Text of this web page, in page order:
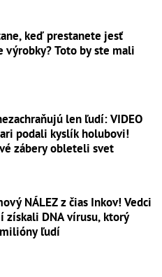
keď prestanete jesť
výrobky? Toto by ste mali
len ľudí: VIDEO
podali kyslík holubovi!
zábery obleteli svet
NÁLEZ z čias Inkov! Vedci
získali DNA vírusu, ktorý
ľudí